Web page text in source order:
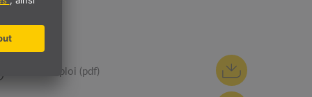
Mode d'emploi (pdf)